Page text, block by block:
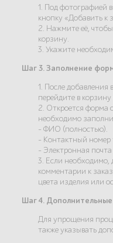
1. Под фотографией
кнопку «Добавить к
2. Нажмите её,
корзину.
3. Укажите
Шаг 3. Заполнение
1. После добавления
перейдите в
2. Откроется форма
необходимо
- ФИО (полностью).
- Контактный номер
- Электронная
3. Если необходимо,
комментарии к
цвета изделия или
Шаг 4.
Для упрощения
также указывать